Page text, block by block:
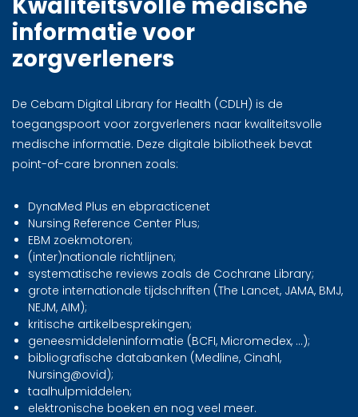
informatie voor
zorgverleners
De Cebam Digital Library for Health (CDLH) is de
toegangspoort voor zorgverleners naar kwaliteitsvolle
medische informatie. Deze digitale bibliotheek bevat
point-of-care bronnen zoals:
DynaMed Plus en ebpracticenet
Nursing Reference Center Plus;
EBM zoekmotoren;
(inter)nationale richtlijnen;
systematische reviews zoals de Cochrane Library;
grote internationale tijdschriften (The Lancet, JAMA, BMJ,
NEJM, AIM);
kritische artikelbesprekingen;
geneesmiddeleninformatie (BCFI, Micromedex, ...);
bibliografische databanken (Medline, Cinahl,
Nursing@ovid);
taalhulpmiddelen;
elektronische boeken en nog veel meer.